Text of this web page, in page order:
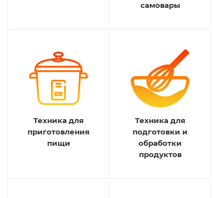
самовары
Техника для
приготовления
пищи
Техника для
подготовки и
обработки
продуктов